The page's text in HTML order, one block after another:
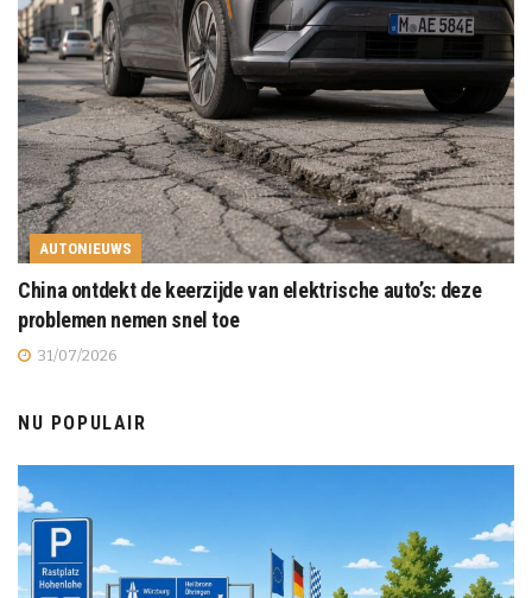
AUTONIEUWS
China ontdekt de keerzijde van elektrische auto’s: deze
problemen nemen snel toe
31/07/2026
NU POPULAIR